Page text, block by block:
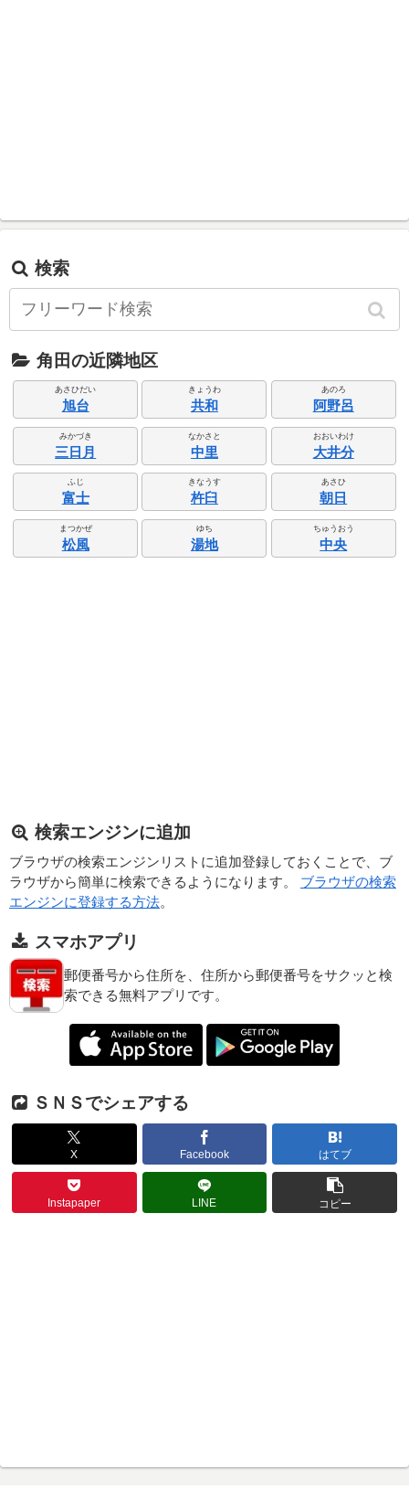
検索
角田の近隣地区
あさひだい
旭台
きょうわ
共和
あのろ
阿野呂
みかづき
三日月
なかさと
中里
おおいわけ
大井分
ふじ
富士
きなうす
杵臼
あさひ
朝日
まつかぜ
松風
ゆち
湯地
ちゅうおう
中央
検索エンジンに追加
ブラウザの検索エンジンリストに追加登録しておくことで、ブ
ラウザから簡単に検索できるようになります。 ブラウザの検索
エンジンに登録する方法。
スマホアプリ
郵便番号から住所を、住所から郵便番号をサクッと検
索できる無料アプリです。
ＳＮＳでシェアする
X Facebook はてブ
Instapaper LINE コピー